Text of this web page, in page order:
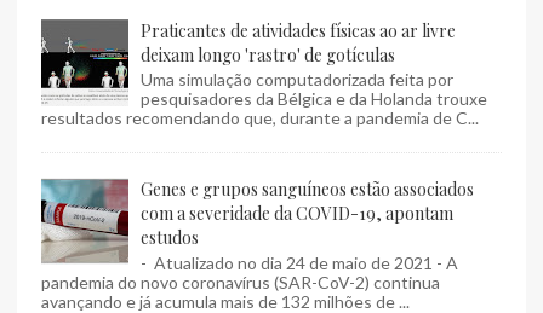
Praticantes de atividades físicas ao ar livre
deixam longo 'rastro' de gotículas
Uma simulação computadorizada feita por
pesquisadores da Bélgica e da Holanda trouxe
resultados recomendando que, durante a pandemia de C...
Genes e grupos sanguíneos estão associados
com a severidade da COVID-19, apontam
estudos
- Atualizado no dia 24 de maio de 2021 - A
pandemia do novo coronavírus (SAR-CoV-2) continua
avançando e já acumula mais de 132 milhões de ...